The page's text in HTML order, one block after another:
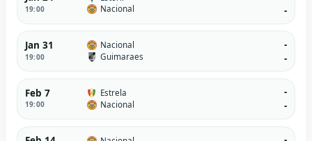
19:00
Nacional
-
Jan 31
19:00
Nacional
Guimaraes
-
-
Feb 7
19:00
Estrela
Nacional
-
-